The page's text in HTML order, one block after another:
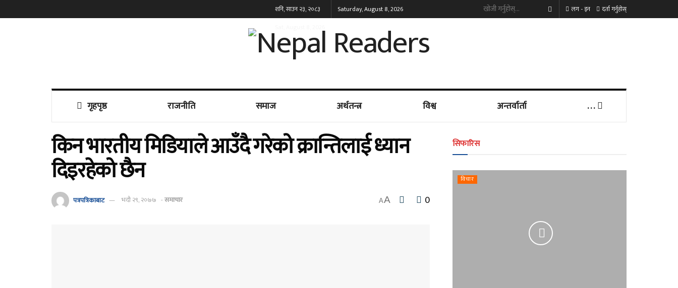
शनि, साउन २३, २०८३
Saturday, August 8, 2026 लग - इन दर्ता गर्नुहोस्
गृहपृष्ठ राजनीति समाज अर्थतन्त्र विश्व अन्तर्वार्ता . . .
किन भारतीय मिडियाले आउँदै गरेको क्रान्तिलाई ध्यान
दिइरहेको छैन
पत्रपत्रिकाबाट भदौ २९, २०७७ -समाचार AA 0
सिफारिस
विचार